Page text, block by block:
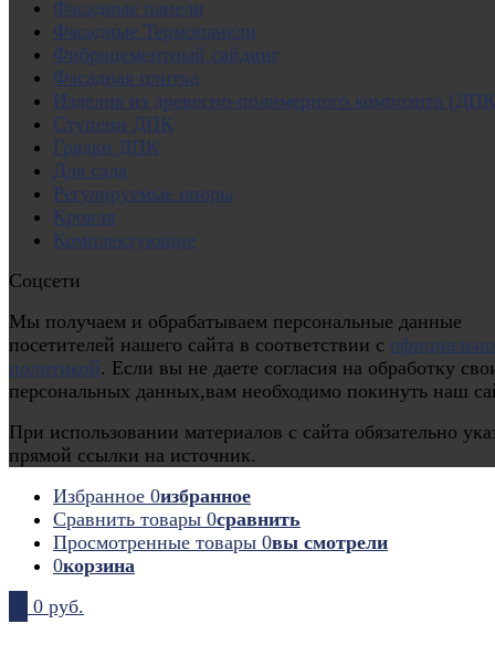
Фасадные панели
Фасадные Термопанели
Фиброцементный сайдинг
Фасадная плитка
Изделия из древесно-полимерного композита
Ступени ДПК
Грядки ДПК
Для сада
Регулируемые опоры
Кровля
Комплектующие
Соцсети
Мы получаем и обрабатываем персональные данные
посетителей нашего сайта в соответствии с
политикой. Если вы не даете согласия на обработку
персональных данных,вам необходимо покинуть наш
При использовании материалов с сайта обязательно
прямой ссылки на источник.
Избранное 0избранное
Сравнить товары 0сравнить
Просмотренные товары 0вы смотрели
0корзина
0 руб.